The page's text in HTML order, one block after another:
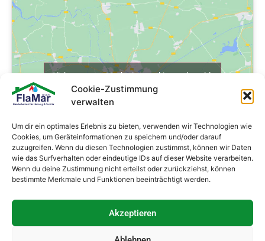
Cookie-Zustimmung
verwalten
Um dir ein optimales Erlebnis zu bieten, verwenden wir Technologien wie
Cookies, um Geräteinformationen zu speichern und/oder darauf
zuzugreifen. Wenn du diesen Technologien zustimmst, können wir Daten
wie das Surfverhalten oder eindeutige IDs auf dieser Website verarbeiten.
Wenn du deine Zustimmung nicht erteilst oder zurückziehst, können
bestimmte Merkmale und Funktionen beeinträchtigt werden.
Akzeptieren
Click to accept Marketing cookies and enable
this content